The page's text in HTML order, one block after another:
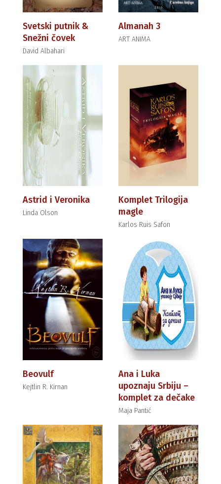
Svetski putnik &
Snežni čovek
David Albahari
Almanah 3
ART ANIMA
Astrid i Veronika
Linda Olson
Komplet Trilogija
magle
Karlos Ruis Safon
Beovulf
Kejtlin R. Kirnan
Ana i Luka
upoznaju Srbiju –
komplet za dečake
Maja Pantić